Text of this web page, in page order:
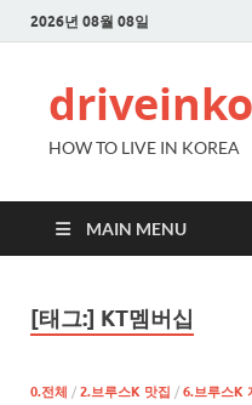
2026년 08월 08일
HOW TO LIVE IN KOREA
MAIN MENU
[태그:] KT멤버십
0.전체 / 2.브루스K 맛집 / 6.브루스K